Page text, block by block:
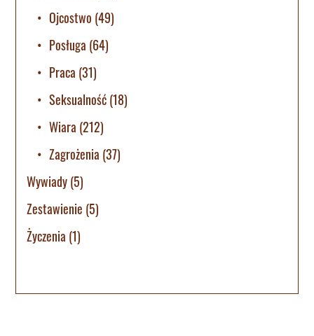
Ojcostwo (49)
Posługa (64)
Praca (31)
Seksualność(18)
Wiara (212)
Zagrożenia (37)
Wywiady(5)
Zestawienie (5)
Życzenia (1)